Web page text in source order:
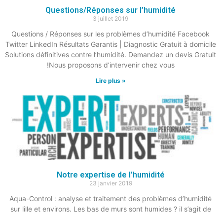
Questions/Réponses sur l’humidité
3 juillet 2019
Questions / Réponses sur les problèmes d’humidité Facebook
Twitter LinkedIn Résultats Garantis | Diagnostic Gratuit à domicile‎
Solutions définitives contre l’humidité. Demandez un devis Gratuit
!Nous proposons d’intervenir chez vous
Lire plus »
Notre expertise de l’humidité
23 janvier 2019
Aqua-Control : analyse et traitement des problèmes d’humidité
sur lille et environs. Les bas de murs sont humides ? il s’agit de